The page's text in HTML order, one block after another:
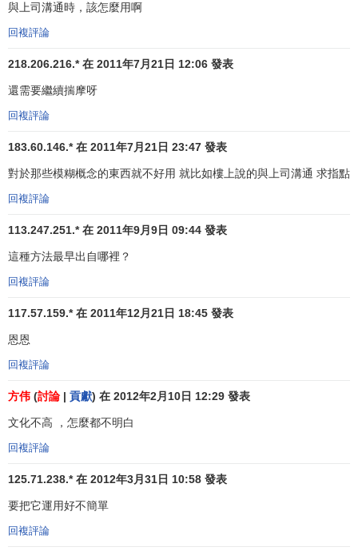
與上司溝通時，該怎麼用啊
回複評論
218.206.216.* 在 2011年7月21日 12:06 發表
還需要繼續揣摩呀
回複評論
183.60.146.* 在 2011年7月21日 23:47 發表
對於那些模糊概念的東西就不好用 就比如樓上說的與上司溝通 求指點
回複評論
113.247.251.* 在 2011年9月9日 09:44 發表
這種方法最早出自哪裡？
回複評論
117.57.159.* 在 2011年12月21日 18:45 發表
恩恩
回複評論
方伟 (討論 | 貢獻) 在 2012年2月10日 12:29 發表
文化不高 ，怎麼都不明白
回複評論
125.71.238.* 在 2012年3月31日 10:58 發表
要把它運用好不簡單
回複評論